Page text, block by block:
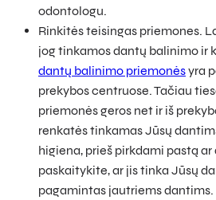
odontologu.
Rinkitės teisingas priemones.
jog tinkamos dantų balinimo ir
dantų balinimo priemonėsyra
prekybos centruose. Tačiau
priemonės geros net ir iš
renkatės tinkamas Jūsų
higiena, prieš pirkdami pastą
paskaitykite, ar jis tinka Jūsų
pagamintas jautriems